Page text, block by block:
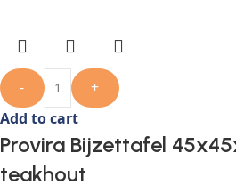
-
+
Add to cart
Provira Bijzettafel
teakhout